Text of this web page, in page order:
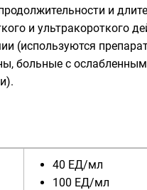
и
и ультракороткого
больные с
40 ЕД/мл
100 ЕД/мл